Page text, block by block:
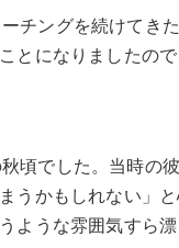
チングを続けてき
とになりましたの
頃でした。当時の
うかもしれない」
うな雰囲気すら漂